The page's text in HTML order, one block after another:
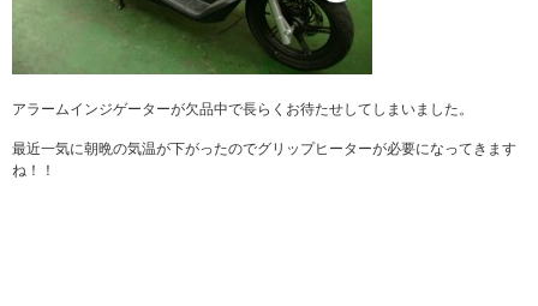
アラームインジゲーターが欠品中で長らくお待たせしてしまいました。
最近一気に朝晩の気温が下がったのでグリップヒーターが必要になってきます
ね！！